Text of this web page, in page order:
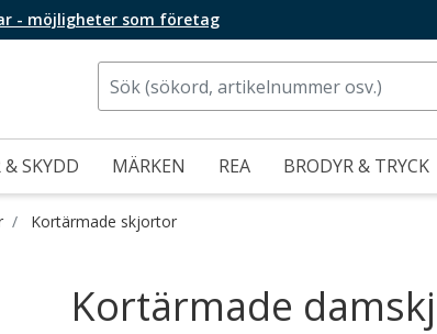
- möjligheter som företag
SKYDD MÄRKEN REA BRODYR & TRYCK
Kortärmade skjortor
Kortärmade